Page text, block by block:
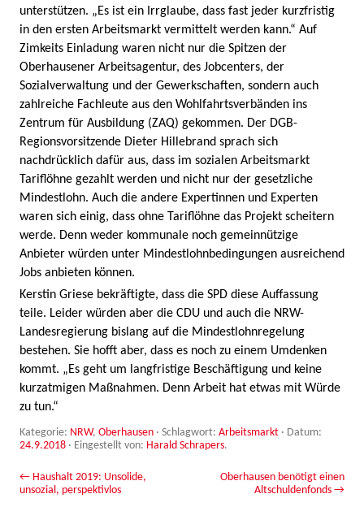
unterstützen. „Es ist ein Irrglaube, dass fast jeder kurzfristig
in den ersten Arbeitsmarkt vermittelt werden kann.“ Auf
Zimkeits Einladung waren nicht nur die Spitzen der
Oberhausener Arbeitsagentur, des Jobcenters, der
Sozialverwaltung und der Gewerkschaften, sondern auch
zahlreiche Fachleute aus den Wohlfahrtsverbänden ins
Zentrum für Ausbildung (ZAQ) gekommen. Der DGB-
Regionsvorsitzende Dieter Hillebrand sprach sich
nachdrücklich dafür aus, dass im sozialen Arbeitsmarkt
Tariflöhne gezahlt werden und nicht nur der gesetzliche
Mindestlohn. Auch die andere Expertinnen und Experten
waren sich einig, dass ohne Tariflöhne das Projekt scheitern
werde. Denn weder kommunale noch gemeinnützige
Anbieter würden unter Mindestlohnbedingungen ausreichend
Jobs anbieten können.
Kerstin Griese bekräftigte, dass die SPD diese Auffassung
teile. Leider würden aber die CDU und auch die NRW-
Landesregierung bislang auf die Mindestlohnregelung
bestehen. Sie hofft aber, dass es noch zu einem Umdenken
kommt. „Es geht um langfristige Beschäftigung und keine
kurzatmigen Maßnahmen. Denn Arbeit hat etwas mit Würde
zu tun.“
Kategorie: NRW, Oberhausen · Schlagwort: Arbeitsmarkt · Datum:
24.9.2018 · Eingestellt von: Harald Schrapers.
Beitrags-Navigation
← Haushalt 2019: Unsolide,
unsozial, perspektivlos
Oberhausen benötigt einen
Altschuldenfonds →